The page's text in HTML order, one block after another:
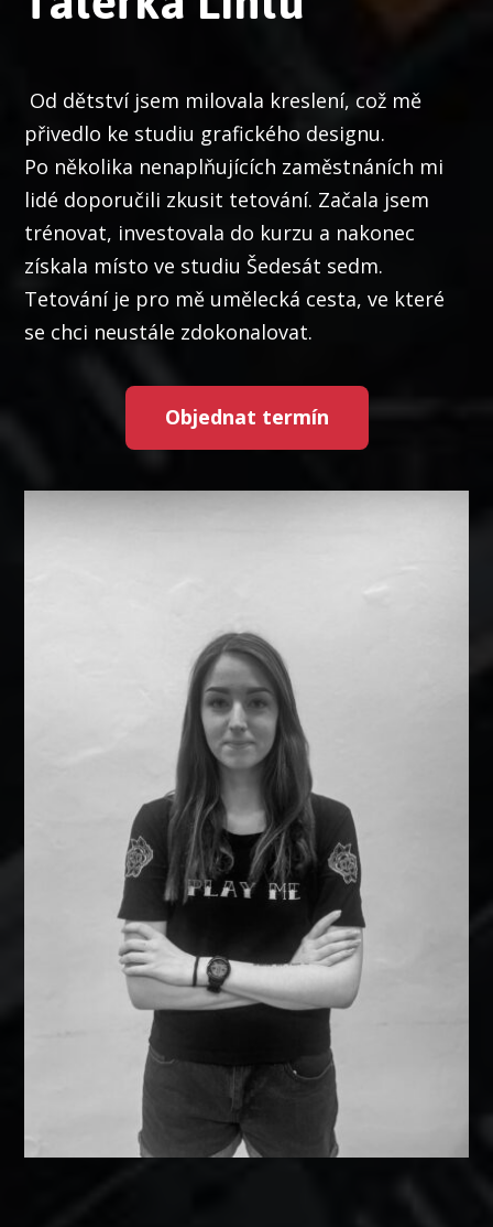
Od dětství jsem milovala kreslení, což mě
přivedlo ke studiu grafického designu.
Po několika nenaplňujících zaměstnáních mi
lidé doporučili zkusit tetování. Začala jsem
trénovat, investovala do kurzu a nakonec
získala místo ve studiu Šedesát sedm.
Tetování je pro mě umělecká cesta, ve které
se chci neustále zdokonalovat.
Objednat termín